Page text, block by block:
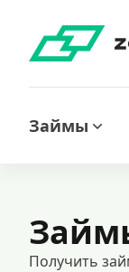
Займы
Получить